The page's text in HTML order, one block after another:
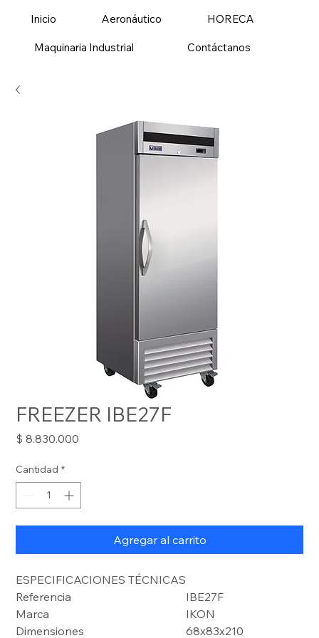
Inicio Aeronáutico HORECA
Maquinaria Industrial Contáctanos
FREEZER IBE27F
$ 8.830.000
Cantidad *
Agregar al carrito
ESPECIFICACIONES TÉCNICAS
Referencia
IBE27F
Marca
IKON
Dimensiones
68x83x210